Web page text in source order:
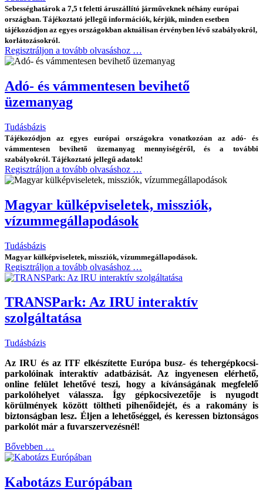
Sebességhatárok a 7,5 t feletti áruszállító járműveknek néhány európai
országban. Tájékoztató jellegű információk, kérjük, minden esetben
tájékozódjon az egyes országokban aktuálisan érvényben lévő szabályokról,
korlátozásokról.
Regisztráljon a tovább olvasáshoz …
Adó- és vámmentesen bevihető
üzemanyag
Tudásbázis
Tájékozódjon az egyes európai országokra vonatkozóan az adó- és
vámmentesen bevihető üzemanyag mennyiségéről, és a további
szabályokról. Tájékoztató jellegű adatok!
Regisztráljon a tovább olvasáshoz …
Magyar külképviseletek, missziók,
vízummegállapodások
Tudásbázis
Magyar külképviseletek, missziók, vízummegállapodások.
Regisztráljon a tovább olvasáshoz …
TRANSPark: Az IRU interaktív
szolgáltatása
Tudásbázis
Az IRU és az ITF elkészítette Európa busz- és tehergépkocsi-
parkolóinak interaktív adatbázisát. Az ingyenesen elérhető,
online felület lehetővé teszi, hogy a kívánságának megfelelő
parkolóhelyet válassza. Így gépkocsivezetője is nyugodt
körülmények között töltheti pihenőidejét, és a rakomány is
biztonságban lesz. Éljen a lehetőséggel, és keressen biztonságos
parkolót már a fuvarszervezésnél!
Bővebben …
Kabotázs Európában